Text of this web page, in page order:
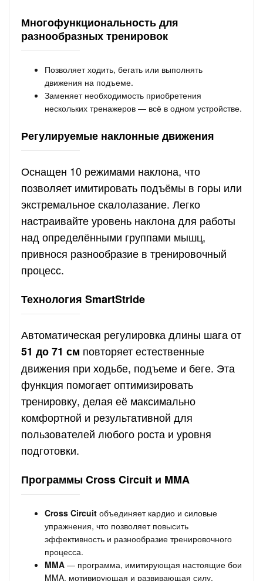
Многофункциональность для
разнообразных тренировок
Позволяет ходить, бегать или выполнять
движения на подъеме.
Заменяет необходимость приобретения
нескольких тренажеров — всё в одном устройстве.
Регулируемые наклонные движения
Оснащен 10 режимами наклона, что
позволяет имитировать подъёмы в горы или
экстремальное скалолазание. Легко
настраивайте уровень наклона для работы
над определёнными группами мышц,
привнося разнообразие в тренировочный
процесс.
Технология SmartStride
Автоматическая регулировка длины шага от
51 до 71 см повторяет естественные
движения при ходьбе, подъеме и беге. Эта
функция помогает оптимизировать
тренировку, делая её максимально
комфортной и результативной для
пользователей любого роста и уровня
подготовки.
Программы Cross Circuit и MMA
Cross Circuit объединяет кардио и силовые
упражнения, что позволяет повысить
эффективность и разнообразие тренировочного
процесса.
MMA — программа, имитирующая настоящие бои
MMA, мотивирующая и развивающая силу,